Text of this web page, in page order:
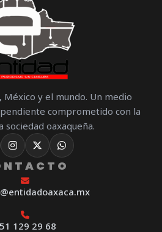
México y el mundo. Un medio
comprometido con la
sociedad oaxaqueña.
129 29 68